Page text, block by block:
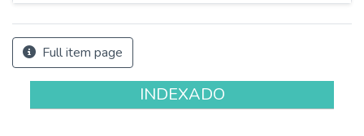
Full item page
INDEXADO